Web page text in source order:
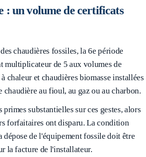
: un volume de certificats
chaudières fossiles, la 6e période
multiplicateur de 5 aux volumes de
chaleur et chaudières biomasse installées
chaudière au fioul, au gaz ou au charbon.
substantielles sur ces gestes, alors
forfaitaires ont disparu. La condition
dépose de l'équipement fossile doit être
la facture de l'installateur.